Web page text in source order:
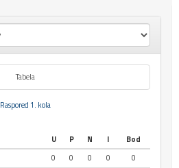
Tabela
Raspored 1. kola
U P N I
Bod
0 0 0 0
0